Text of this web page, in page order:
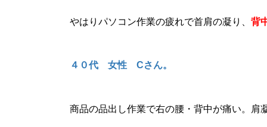
やはりパソコン作業の疲れで首肩の凝り、 背
４０代 女性 Cさん。
商品の品出し作業で右の腰・背中が痛い。肩